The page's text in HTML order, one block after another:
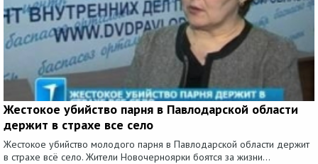
Жестокое убийство парня в Павлодарской области
держит в страхе все село
Жестокое убийство молодого парня в Павлодарской области держит
в страхе всё село. Жители Новочерноярки боятся за жизни...